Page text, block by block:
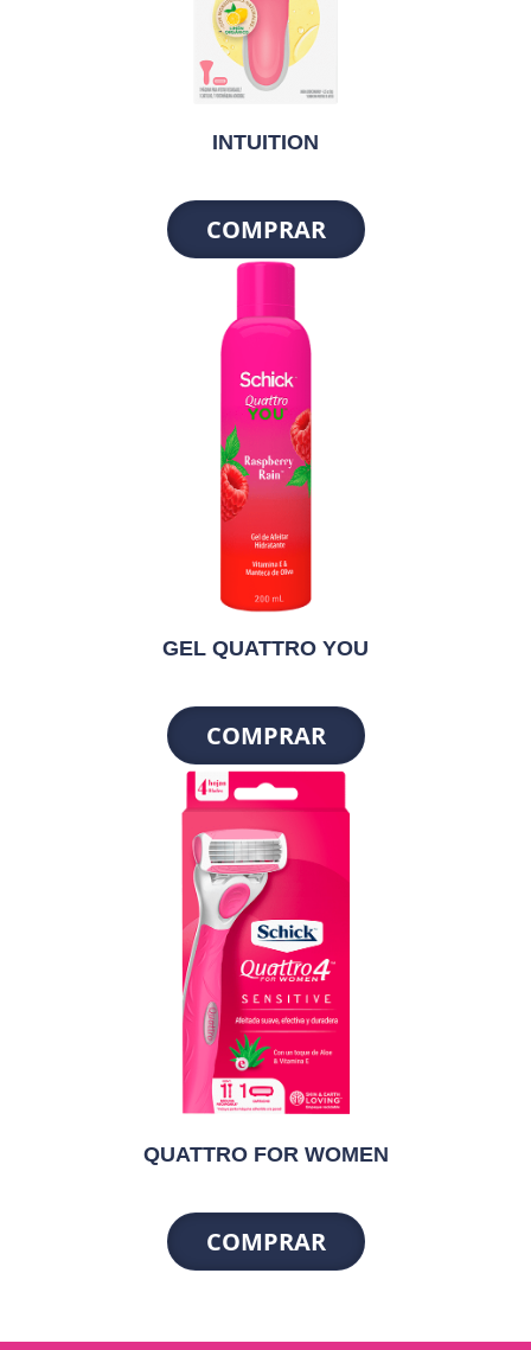
INTUITION
COMPRAR
GEL QUATTRO YOU
COMPRAR
QUATTRO FOR WOMEN
COMPRAR